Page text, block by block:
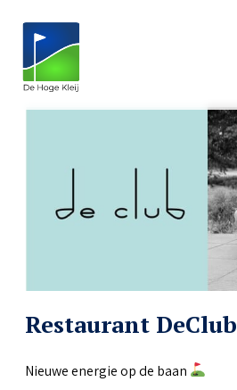
Restaurant DeClub
Nieuwe energie op de baan